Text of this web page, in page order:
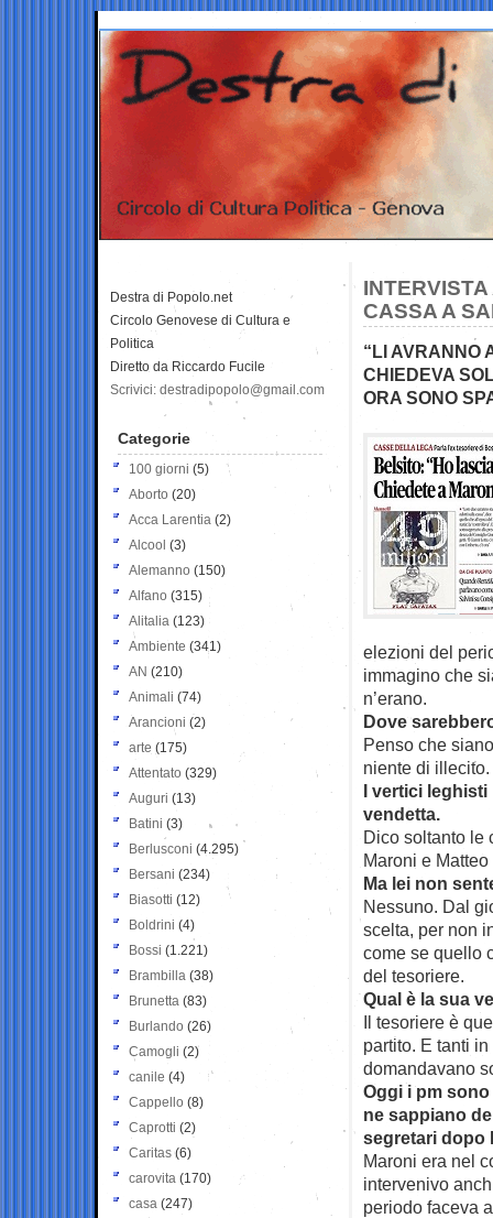
CASSA A
“LI AVRANNO
CHIEDEVA
ORA SONO
elezioni del
immagino che
n’erano.
Dove
Penso che
niente di illecito.
I vertici
vendetta.
Dico soltanto le
Maroni e
Ma lei non
Nessuno. Dal
scelta, per non
come se quello
del tesoriere.
Qual è la sua
Il tesoriere è
partito. E tanti
domandavano
Oggi i pm
ne sappiano
segretari
Maroni era nel
intervenivo
periodo faceva
Destra di Popolo.net
Circolo Genovese di Cultura e
Politica
Diretto da Riccardo Fucile
Scrivici: destradipopolo@gmail.com
Categorie
100 giorni (5)
Aborto (20)
Acca Larentia (2)
Alcool (3)
Alemanno (150)
Alfano (315)
Alitalia (123)
Ambiente (341)
AN (210)
Animali (74)
Arancioni (2)
arte (175)
Attentato (329)
Auguri (13)
Batini (3)
Berlusconi (4.295)
Bersani (234)
Biasotti (12)
Boldrini (4)
Bossi (1.221)
Brambilla (38)
Brunetta (83)
Burlando (26)
Camogli (2)
canile (4)
Cappello (8)
Caprotti (2)
Caritas (6)
carovita (170)
casa (247)